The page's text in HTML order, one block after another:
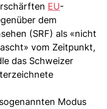
EU-
dem
(SRF) als «nicht
vom Zeitpunkt,
das Schweizer
Modus